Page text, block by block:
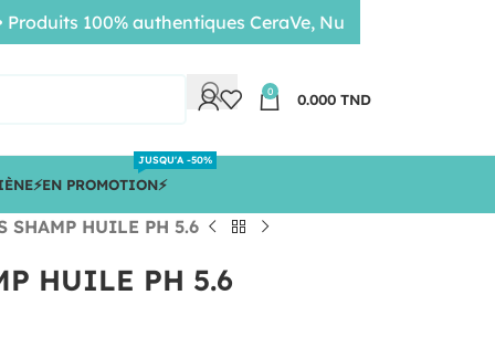
0 0.000 TND
⚡️EN PROMOTION⚡️
JUSQU'A -50%
SHAMP HUILE PH 5.6
HUILE PH 5.6
100% authentiques CeraVe, Nuxe, Bioderma •